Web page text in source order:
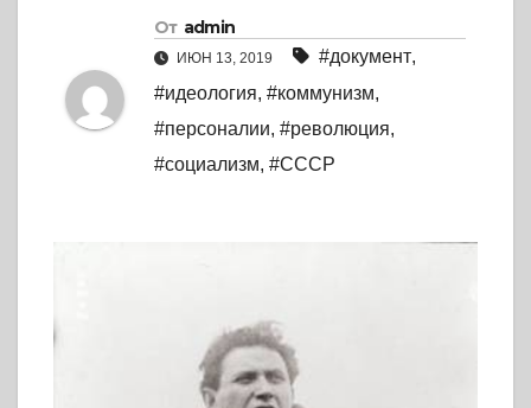
От admin
ИЮН 13, 2019 #документ,
#идеология, #коммунизм,
#персоналии, #революция,
#социализм, #СССР